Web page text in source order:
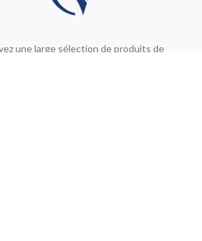
une large sélection de produits de